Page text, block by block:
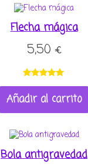
valoració
cliente
Flecha mágica
5,50 €
con5.00 de
de un
Añadir al carrito
Bola antigravedad